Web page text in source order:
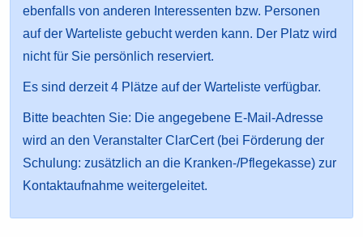
ebenfalls von anderen Interessenten bzw. Personen
auf der Warteliste gebucht werden kann. Der Platz wird
nicht für Sie persönlich reserviert.
Es sind derzeit 4 Plätze auf der Warteliste verfügbar.
Bitte beachten Sie: Die angegebene E-Mail-Adresse
wird an den Veranstalter ClarCert (bei Förderung der
Schulung: zusätzlich an die Kranken-/Pflegekasse) zur
Kontaktaufnahme weitergeleitet.